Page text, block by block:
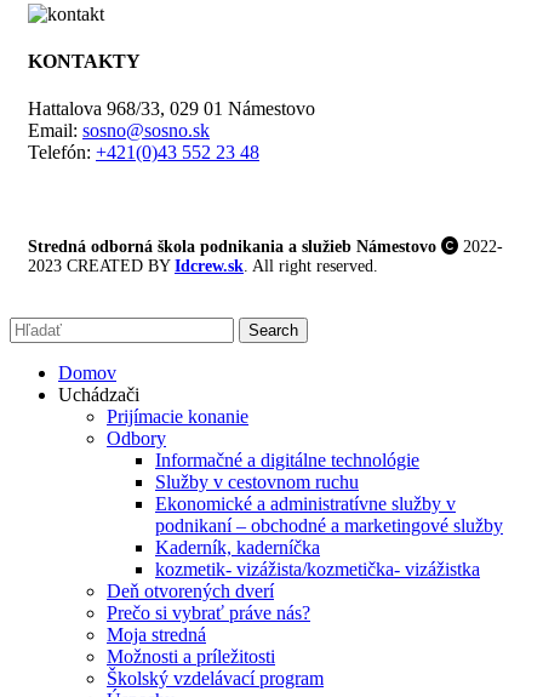
KONTAKTY
Hattalova 968/33, 029 01 Námestovo
Email: sosno@sosno.sk
Telefón: +421(0)43 552 23 48
Stredná odborná škola podnikania a služieb Námestovo
2022-
2023 CREATED BY Idcrew.sk. All right reserved.
Search
Domov
Uchádzači
Prijímacie konanie
Odbory
Informačné a digitálne technológie
Služby v cestovnom ruchu
Ekonomické a administratívne služby v
podnikaní – obchodné a marketingové služby
Kaderník, kaderníčka
kozmetik- vizážista/kozmetička- vizážistka
Deň otvorených dverí
Prečo si vybrať práve nás?
Moja stredná
Možnosti a príležitosti
Školský vzdelávací program